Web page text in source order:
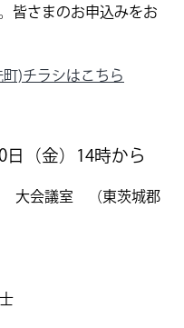
皆さまのお申込みをお
)チラシはこちら
（金）14時から
会議室 （東茨城郡